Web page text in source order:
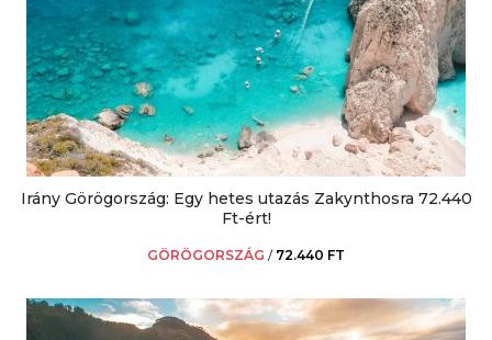
Irány Görögország: Egy hetes utazás Zakynthosra 72.440
Ft-ért!
GÖRÖGORSZÁG / 72.440 FT